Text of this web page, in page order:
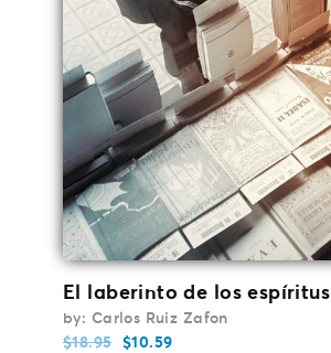
El laberinto de los espíritus
by: Carlos Ruiz Zafon
$18.95 $10.59